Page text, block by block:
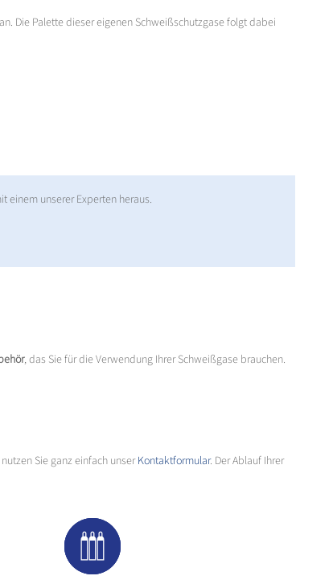
an. Die Palette dieser eigenen Schweißschutzgase folgt dabei
einem unserer Experten heraus.
, das Sie für die Verwendung Ihrer Schweißgase brauchen.
Sie ganz einfach unserKontaktformular. Der Ablauf Ihrer